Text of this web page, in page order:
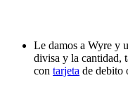
Le damos a Wyre y
divisa y la cantidad,
con tarjeta de debito